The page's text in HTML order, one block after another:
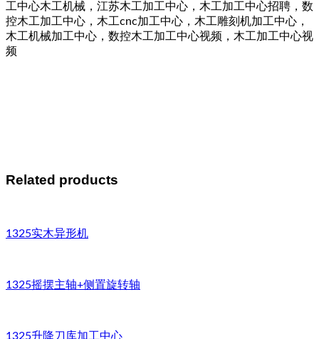
工中心木工机械，江苏木工加工中心，木工加工中心招聘，数
控木工加工中心，木工cnc加工中心，木工雕刻机加工中心，
木工机械加工中心，数控木工加工中心视频，木工加工中心视
频
Related products
1325实木异形机
1325摇摆主轴+侧置旋转轴
1325升降刀库加工中心